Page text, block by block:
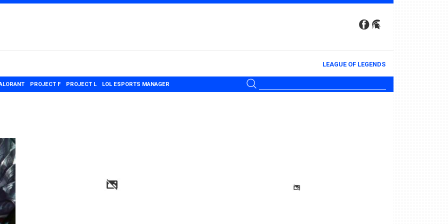
LEAGUE OF LEGENDS
PROJECT F PROJECT L LOL ESPORTS MANAGER